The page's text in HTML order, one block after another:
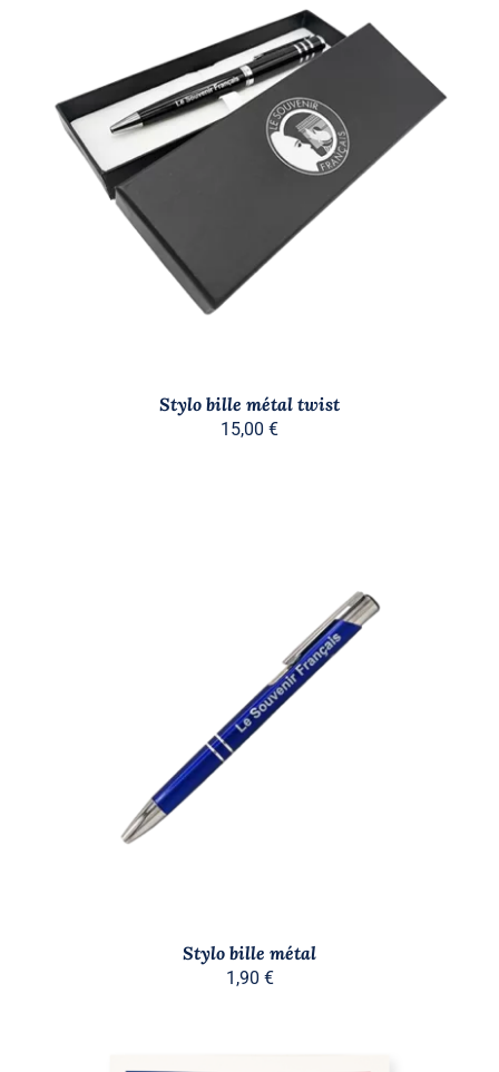
AJOUTER AU PANIER
/
DÉTAILS
Stylo bille métal twist
15,00 €
AJOUTER AU PANIER
Stylo bille métal
1,90 €